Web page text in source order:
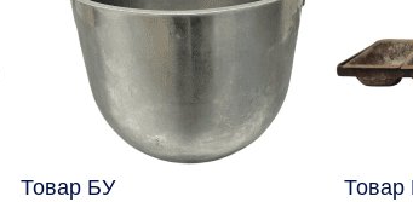
Товар БУ Товар